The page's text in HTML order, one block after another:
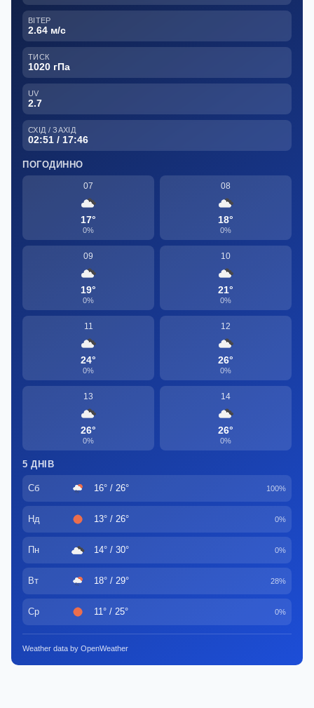
ВІТЕР
2.64 м/с
ТИСК
1020 гПа
UV
2.7
СХІД / ЗАХІД
02:51 / 17:46
ПОГОДИННО
07
17°
0%
08
18°
0%
09
19°
0%
10
21°
0%
11
24°
0%
12
26°
0%
13
26°
0%
14
26°
0%
5 ДНІВ
Сб 16° / 26° 100%
Нд 13° / 26° 0%
Пн 14° / 30° 0%
Вт 18° / 29° 28%
Ср 11° / 25° 0%
Weather data by OpenWeather